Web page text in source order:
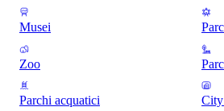
Musei
Zoo
Parchi acquatici